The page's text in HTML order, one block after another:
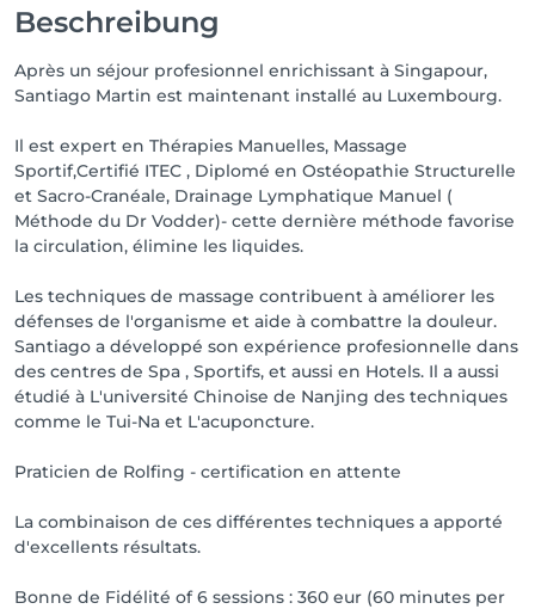
Beschreibung
Après un séjour profesionnel enrichissant à Singapour,
Santiago Martin est maintenant installé au Luxembourg.
Il est expert en Thérapies Manuelles, Massage
Sportif,Certifié ITEC , Diplomé en Ostéopathie Structurelle
et Sacro-Cranéale, Drainage Lymphatique Manuel (
Méthode du Dr Vodder)- cette dernière méthode favorise
la circulation, élimine les liquides.
Les techniques de massage contribuent à améliorer les
défenses de l'organisme et aide à combattre la douleur.
Santiago a développé son expérience profesionnelle dans
des centres de Spa , Sportifs, et aussi en Hotels. Il a aussi
étudié à L'université Chinoise de Nanjing des techniques
comme le Tui-Na et L'acuponcture.
Praticien de Rolfing - certification en attente
La combinaison de ces différentes techniques a apporté
d'excellents résultats.
Bonne de Fidélité of 6 sessions : 360 eur (60 minutes per